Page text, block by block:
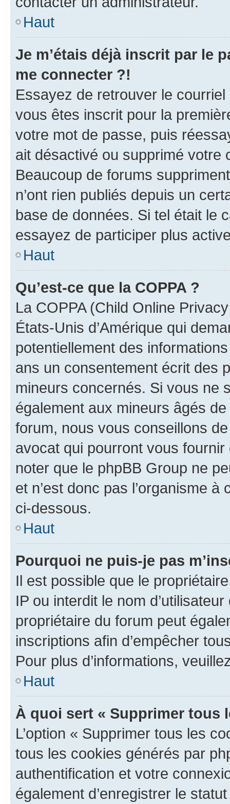
Haut
Je m’étais déjà inscrit par le
me connecter ?!
Essayez de retrouver le
vous êtes inscrit pour la
votre mot de passe, puis
ait désactivé ou supprimé votre
Beaucoup de forums
n’ont rien publiés depuis un
base de données. Si tel était le
essayez de participer plus
Haut
Qu’est-ce que la COPPA ?
La COPPA (Child Online
États-Unis d’Amérique qui
potentiellement des
ans un consentement écrit des
mineurs concernés. Si vous ne
également aux mineurs âgés
forum, nous vous conseillons
avocat qui pourront vous
noter que le phpBB Group ne
et n’est donc pas l’organisme
ci-dessous.
Haut
Pourquoi ne puis-je pas
Il est possible que le
IP ou interdit le nom
propriétaire du forum peut
inscriptions afin d’empêcher
Pour plus d’informations,
Haut
À quoi sert « Supprimer tous
L’option « Supprimer tous les
tous les cookies générés par
authentification et votre
également d’enregistrer le